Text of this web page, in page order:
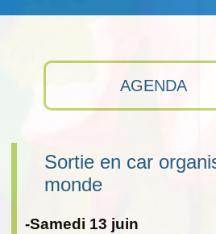
AGENDA
Sortie en car
monde
-Samedi 13 juin